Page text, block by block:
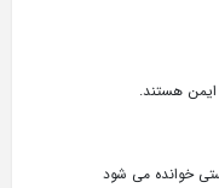
ایمن هستند.
خوانده می شود